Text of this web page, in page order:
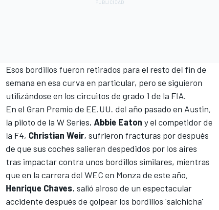
Esos bordillos fueron retirados para el resto del fin de
semana en esa curva en particular, pero se siguieron
utilizándose en los circuitos de grado 1 de la FIA.
En el Gran Premio de EE.UU. del año pasado en Austin,
la piloto de la W Series, Abbie Eaton y el competidor de
la F4, Christian Weir, sufrieron fracturas por después
de que sus coches salieran despedidos por los aires
tras impactar contra unos bordillos similares, mientras
que en la carrera del WEC en Monza de este año,
Henrique Chaves, salió airoso de un espectacular
accidente después de golpear los bordillos 'salchicha'